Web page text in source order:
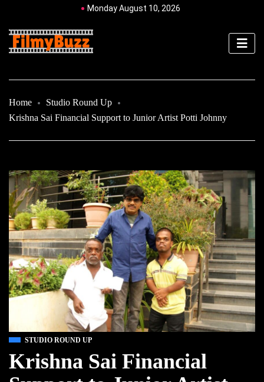
Monday August 10, 2026
Home
Studio Round Up
Krishna Sai Financial Support to Junior Artist Potti Johnny
STUDIO ROUND UP
Krishna Sai Financial